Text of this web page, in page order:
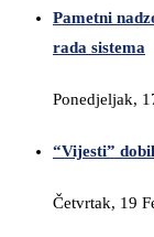
Pametni
rada sistema
Ponedjeljak,
“Vijesti”
Četvrtak, 19